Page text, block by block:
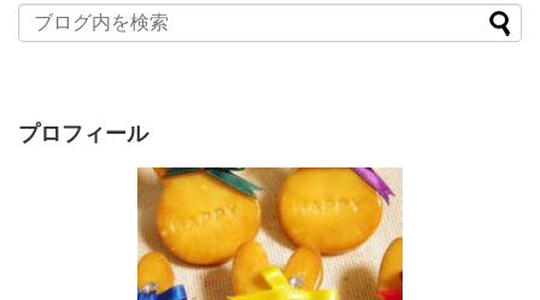
プロフィール